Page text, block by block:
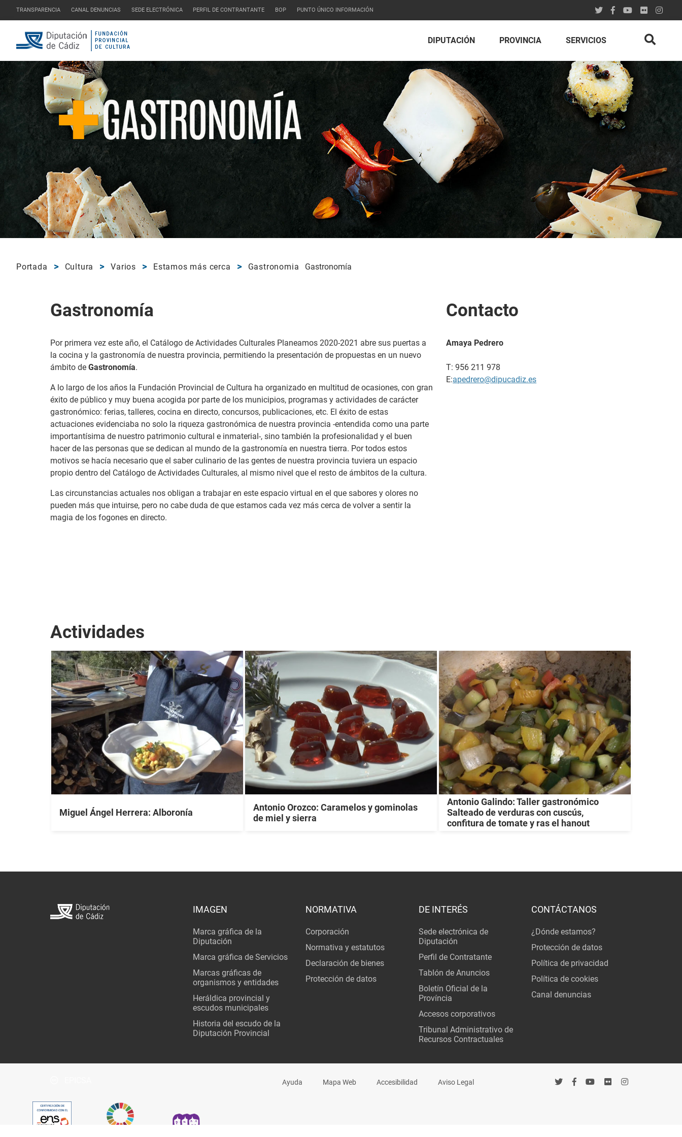
TRANSPARENCIA CANAL DENUNCIAS SEDE ELECTRÓNICA PERFIL DE CONTRANTANTE BOP PUNTO ÚNICO INFORMACIÓN
DIPUTACIÓN PROVINCIA SERVICIOS
Portada Cultura Varios Estamos más cerca Gastronomia Gastronomía
Gastronomía
Por primera vez este año, el Catálogo de Actividades Culturales Planeamos 2020-2021 abre sus puertas a
la cocina y la gastronomía de nuestra provincia, permitiendo la presentación de propuestas en un nuevo
ámbito deGastronomía.
A lo largo de los años la Fundación Provincial de Cultura ha organizado en multitud de ocasiones, con gran
éxito de público y muy buena acogida por parte de los municipios, programas y actividades de carácter
gastronómico: ferias, talleres, cocina en directo, concursos, publicaciones, etc. El éxito de estas
actuaciones evidenciaba no solo la riqueza gastronómica de nuestra provincia -entendida como una parte
importantísima de nuestro patrimonio cultural e inmaterial-, sino también la profesionalidad y el buen
hacer de las personas que se dedican al mundo de la gastronomía en nuestra tierra. Por todos estos
motivos se hacía necesario que el saber culinario de las gentes de nuestra provincia tuviera un espacio
propio dentro del Catálogo de Actividades Culturales, al mismo nivel que el resto de ámbitos de la cultura.
Las circunstancias actuales nos obligan a trabajar en este espacio virtual en el que sabores y olores no
pueden más que intuirse, pero no cabe duda de que estamos cada vez más cerca de volver a sentir la
magia de los fogones en directo.
Contacto
Amaya Pedrero
T: 956 211 978
E:apedrero@dipucadiz.es
Actividades
Miguel Ángel Herrera: Alboronía
Antonio Orozco: Caramelos y gominolas
de miel y sierra
Antonio Galindo: Taller gastronómico
Salteado de verduras con cuscús,
confitura de tomate y ras el hanout
IMAGEN
Marca gráfica de la
Diputación
Marca gráfica de Servicios
Marcas gráficas de
organismos y entidades
Heráldica provincial y
escudos municipales
Historia del escudo de la
Diputación Provincial
NORMATIVA
Corporación
Normativa y estatutos
Declaración de bienes
Protección de datos
DE INTERÉS
Sede electrónica de
Diputación
Perfil de Contratante
Tablón de Anuncios
Boletín Oficial de la
Província
Accesos corporativos
Tribunal Administrativo de
Recursos Contractuales
CONTÁCTANOS
¿Dónde estamos?
Protección de datos
Política de privacidad
Política de cookies
Canal denuncias
Ayuda Mapa Web Accesibilidad Aviso Legal